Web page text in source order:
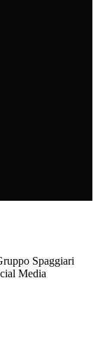
Spaggiari
Media